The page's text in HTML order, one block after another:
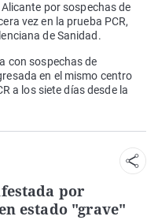
por sospechas de
vez en la prueba PCR,
de Sanidad.
con sospechas de
en el mismo centro
a los siete días desde la
por
estado "grave"